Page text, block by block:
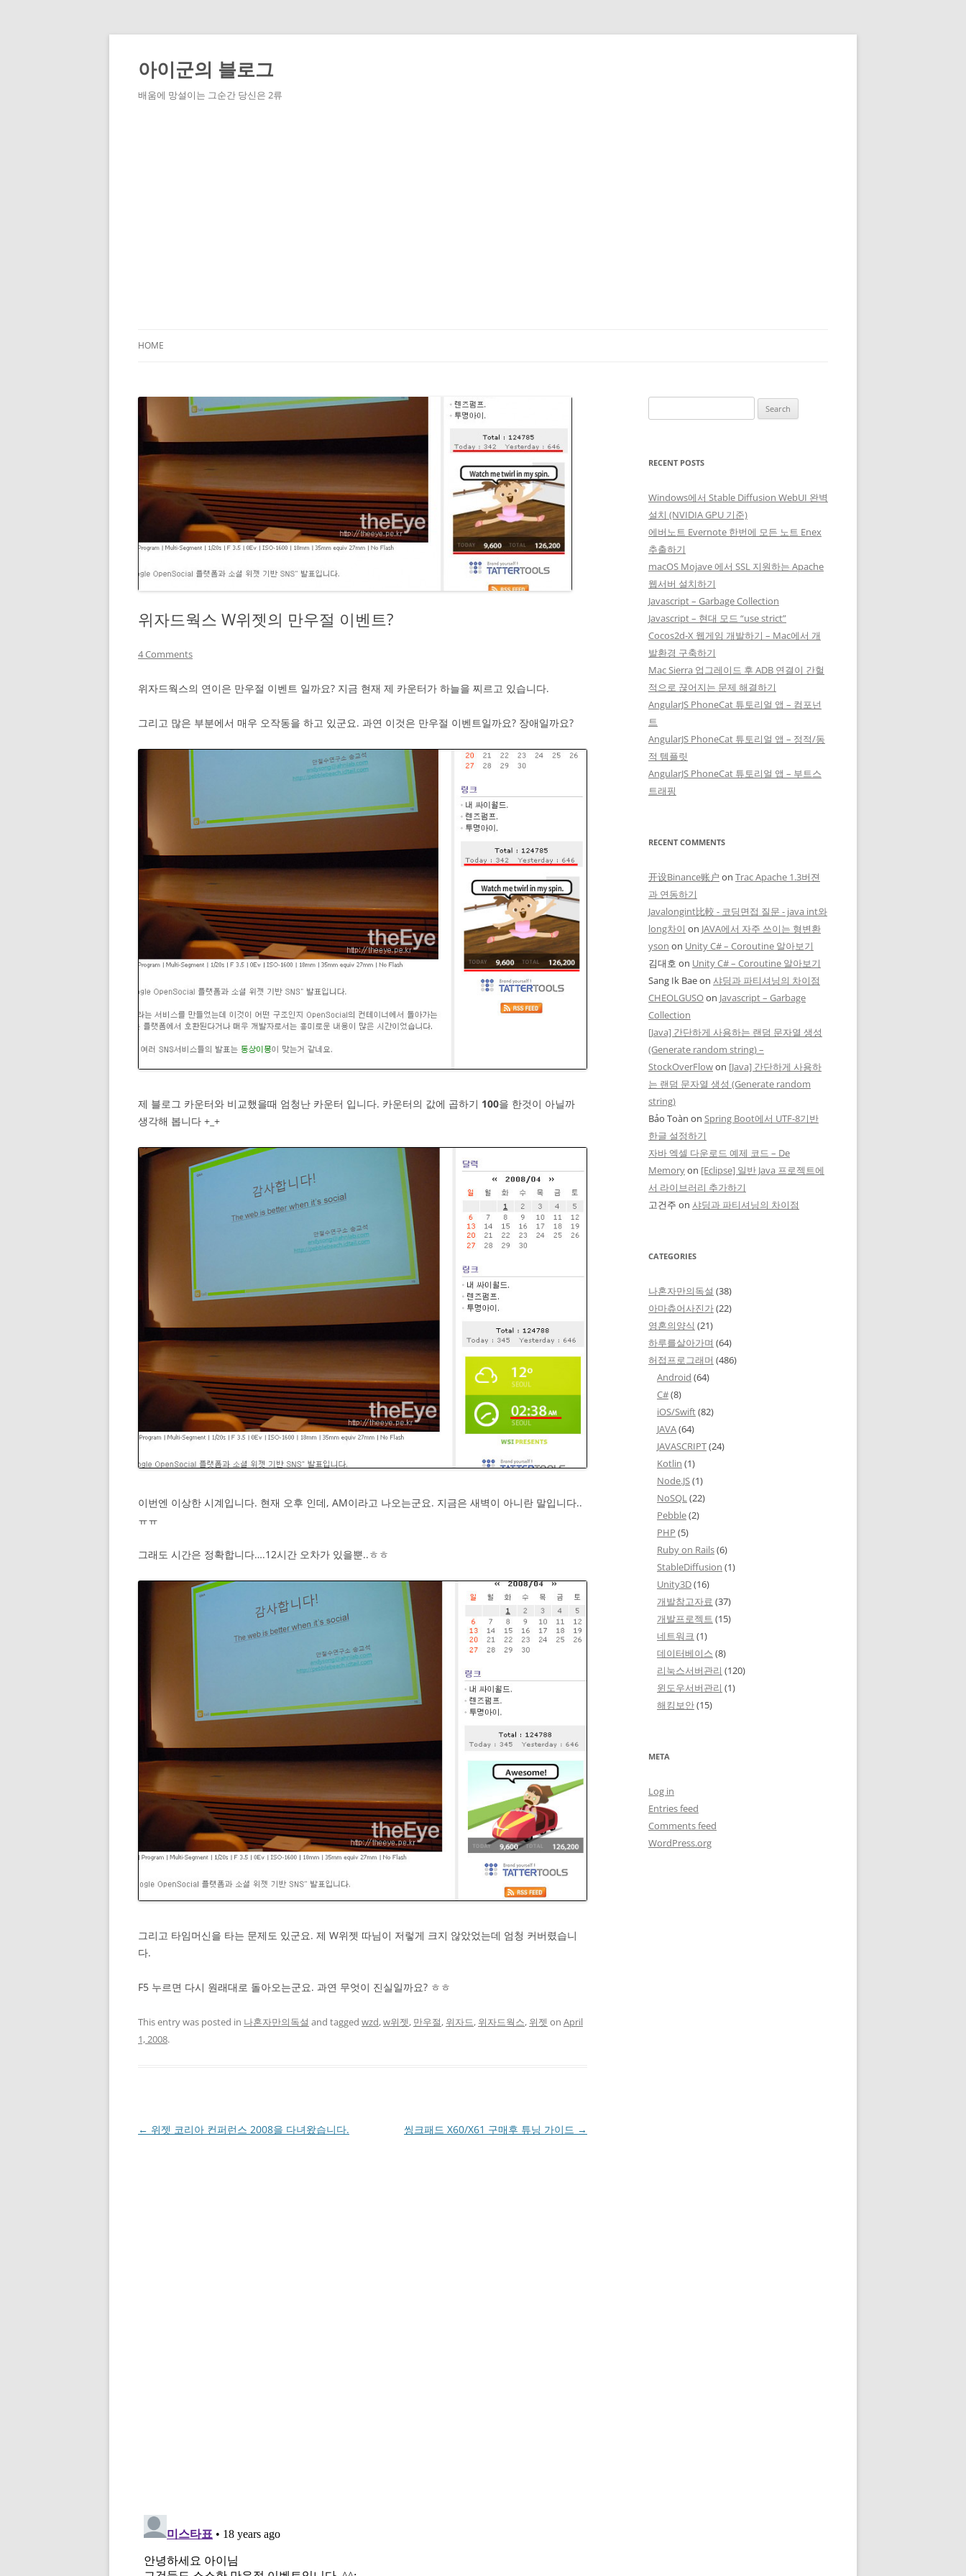
Skip
content
아이군의 블로그
배움에 망설이는 그순간 당신은 2류
HOME
위자드웍스 W위젯의 만우절 이벤트?
4 Comments
위자드웍스의 연이은 만우절 이벤트 일까요? 지금 현재 제 카운터가 하늘을 찌르고 있습니다.
그리고 많은 부분에서 매우 오작동을 하고 있군요. 과연 이것은 만우절 이벤트일까요? 장애일까요?
제 블로그 카운터와 비교했을때 엄청난 카운터 입니다. 카운터의 값에 곱하기 100을 한것이 아닐까
생각해 봅니다 +_+
이번엔 이상한 시계입니다. 현재 오후 인데, AM이라고 나오는군요. 지금은 새벽이 아니란 말입니다..
ㅠㅠ
그래도 시간은 정확합니다….12시간 오차가 있을뿐..ㅎㅎ
그리고 타임머신을 타는 문제도 있군요. 제 W위젯 따님이 저렇게 크지 않았었는데 엄청 커버렸습니
다.
F5 누르면 다시 원래대로 돌아오는군요. 과연 무엇이 진실일까요? ㅎㅎ
This entry was posted in 나혼자만의독설 and tagged wzd,w위젯, 만우절, 위자드, 위자드웍스, 위젯 on April
1, 2008.
Post
← 위젯 코리아 컨퍼런스 2008을 다녀왔습니다. 씽크패드 X60/X61 구매후 튜닝 가이드 →
for:
RECENT POSTS
Windows에서 Stable Diffusion WebUI 완벽
설치 (NVIDIA GPU 기준)
에버노트 Evernote 한번에 모든 노트 Enex
추출하기
macOS Mojave 에서 SSL 지원하는 Apache
웹서버 설치하기
Javascript – Garbage Collection
Javascript – 현대 모드 “use strict”
Cocos2d-X 웹게임 개발하기 – Mac에서 개
발환경 구축하기
Mac Sierra 업그레이드 후 ADB 연결이 간헐
적으로 끊어지는 문제 해결하기
AngularJS PhoneCat 튜토리얼 앱 – 컴포넌
트
AngularJS PhoneCat 튜토리얼 앱 – 정적/동
적 템플릿
AngularJS PhoneCat 튜토리얼 앱 – 부트스
트래핑
RECENT COMMENTS
开设Binance账户 on Trac Apache 1.3버젼
과 연동하기
Javalongint比較 - 코딩면접 질문 - java int와
long차이 on JAVA에서 자주 쓰이는 형변환
yson on Unity C# – Coroutine 알아보기
김대호 on Unity C# – Coroutine 알아보기
Sang Ik Baeon 샤딩과 파티셔닝의 차이점
CHEOLGUSOon Javascript – Garbage
Collection
[Java] 간단하게 사용하는 랜덤 문자열 생성
(Generate random string) –
StockOverFlowon [Java] 간단하게 사용하
는 랜덤 문자열 생성 (Generate random
string)
Bảo Toàn on Spring Boot에서 UTF-8기반
한글 설정하기
자바 엑셀 다운로드 예제 코드 – De
Memoryon [Eclipse] 일반 Java 프로젝트에
서 라이브러리 추가하기
고건주 on 샤딩과 파티셔닝의 차이점
CATEGORIES
나혼자만의독설 (38)
아마츄어사진가(22)
영혼의양식 (21)
하루를살아가며 (64)
허접프로그래머 (486)
Android (64)
C#(8)
iOS/Swift(82)
JAVA(64)
JAVASCRIPT(24)
Kotlin (1)
Node.JS(1)
NoSQL(22)
Pebble(2)
PHP (5)
Ruby on Rails(6)
StableDiffusion (1)
Unity3D(16)
개발참고자료 (37)
개발프로젝트 (15)
네트워크 (1)
데이터베이스 (8)
리눅스서버관리 (120)
윈도우서버관리 (1)
해킹보안(15)
META
Log in
Entries feed
Comments feed
WordPress.org